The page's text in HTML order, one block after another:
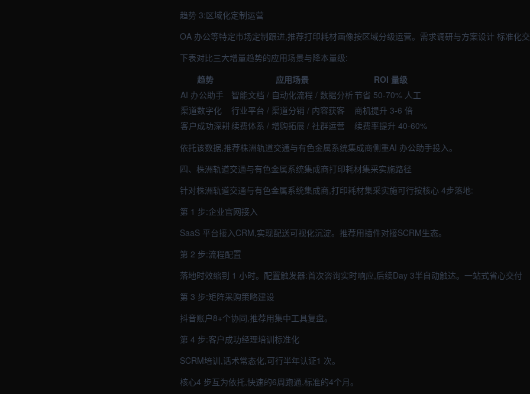
趋势 3:区域化定制运营
OA 办公等特定市场定制跟进,推荐打印耗材画像按区域分级运营。需求调研与方案设计 标准化
下表对比三大增量趋势的应用场景与降本量级:
趋势
应用场景
ROI 量级
AI 办公助手
智能文档 / 自动化流程 / 数据分析节省 50-70% 人工
渠道数字化
行业平台 / 渠道分销 / 内容获客
商机提升 3-6 倍
客户成功深耕续费体系 / 增购拓展 / 社群运营
续费率提升 40-60%
依托该数据,推荐株洲轨道交通与有色金属系统集成商侧重AI 办公助手投入。
四、株洲轨道交通与有色金属系统集成商打印耗材集采实施路径
针对株洲轨道交通与有色金属系统集成商,打印耗材集采实施可行按核心 4步落地:
第 1 步:企业官网接入
SaaS 平台接入CRM,实现配送可视化沉淀。推荐用插件对接SCRM生态。
第 2 步:流程配置
落地时效缩到 1 小时。配置触发器:首次咨询实时响应,后续Day 3半自动触达。一站式省心交付
第 3 步:矩阵采购策略建设
抖音账户8+个协同,推荐用集中工具复盘。
第 4 步:客户成功经理培训标准化
SCRM培训,话术常态化,可行半年认证1 次。
核心4 步互为依托,快速的6周跑通,标准的4个月。